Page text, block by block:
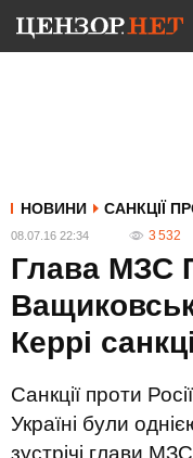
НОВИНИ САНКЦІЇ
08.07.16 22:34 3 532
Глава МЗС
Керрі
Санкції проти
Україні були
зустрічі глави